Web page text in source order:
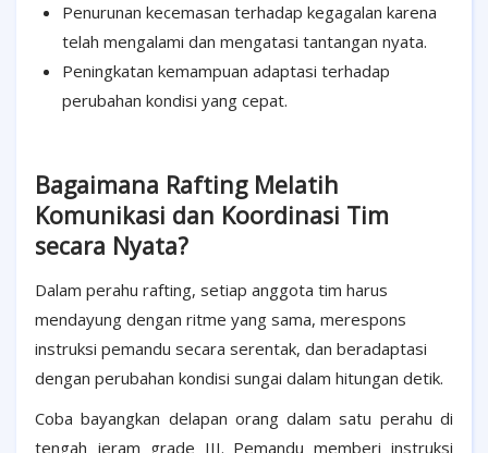
Penurunan kecemasan terhadap kegagalan karena
telah mengalami dan mengatasi tantangan nyata.
Peningkatan kemampuan adaptasi terhadap
perubahan kondisi yang cepat.
Bagaimana Rafting Melatih
Komunikasi dan Koordinasi Tim
secara Nyata?
Dalam perahu rafting, setiap anggota tim harus
mendayung dengan ritme yang sama, merespons
instruksi pemandu secara serentak, dan beradaptasi
dengan perubahan kondisi sungai dalam hitungan detik.
Coba bayangkan delapan orang dalam satu perahu di
tengah jeram grade III. Pemandu memberi instruksi